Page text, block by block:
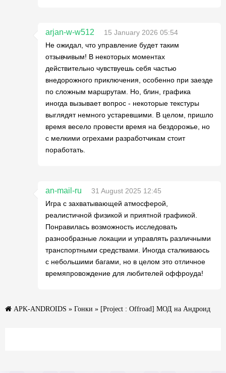
arjan-w-w512
15 January 2026 05:54
Не ожидал, что управление будет таким
отзывчивым! В некоторых моментах
действительно чувствуешь себя частью
внедорожного приключения, особенно при заезде
по сложным маршрутам. Но, блин, графика
иногда вызывает вопрос - некоторые текстуры
выглядят немного устаревшими. В целом, пришло
время весело провести время на бездорожье, но
с мелкими огрехами разработчикам стоит
поработать.
an-mail-ru
31 August 2025 12:45
Игра с захватывающей атмосферой,
реалистичной физикой и приятной графикой.
Понравилась возможность исследовать
разнообразные локации и управлять различными
транспортными средствами. Иногда сталкиваюсь
с небольшими багами, но в целом это отличное
времяпровождение для любителей оффроуда!
APK-ANDROIDS » Гонки » [Project : Offroad] МОД на Андроид